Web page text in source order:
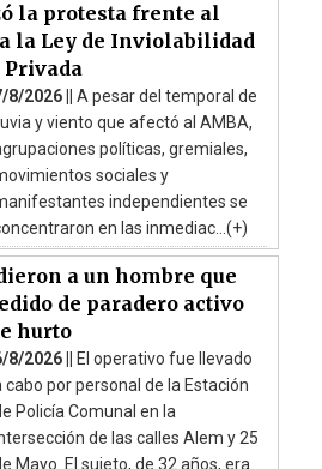
la protesta frente al
la Ley de Inviolabilidad
Privada
8/2026 || A pesar del temporal de
lluvia y viento que afectó al AMBA,
políticas, gremiales,
sociales y
independientes se
en las inmediac...(+)
a un hombre que
de paradero activo
hurto
8/2026 ||
El operativo fue llevado
cabo por personal de la Estación
Policía Comunal en la
de las calles Alem y 25
Mayo. El sujeto, de 32 años, era